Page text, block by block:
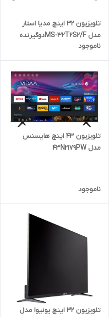
تلویزیون 32 اینچ مدیا استار
مدل MS-32T2S2/Fدوگیرنده
ناموجود
تلویزیون ۴۳ اینچ هایسنس
مدل 43N2179PW
ناموجود
تلویزیون ۳۲ اینچ یونیوا مدل